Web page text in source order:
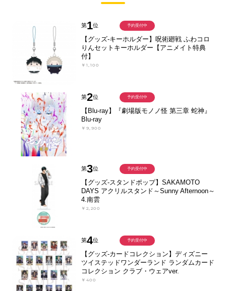
第1位
【グッズ-キーホルダー】呪術廻戦 ふわコロ
りんセットキーホルダー【アニメイト特典
付】
￥1,100
予約受付中
第2位
【Blu-ray】『劇場版モノノ怪 第三章 蛇神』
Blu-ray
￥9,900
予約受付中
第3位
【グッズ-スタンドポップ】SAKAMOTO
DAYS アクリルスタンド～Sunny Afternoon～
4.南雲
￥2,200
予約受付中
第4位
【グッズ-カードコレクション】ディズニー
ツイステッドワンダーランド ランダムカード
コレクション クラブ・ウェアver.
￥400
予約受付中